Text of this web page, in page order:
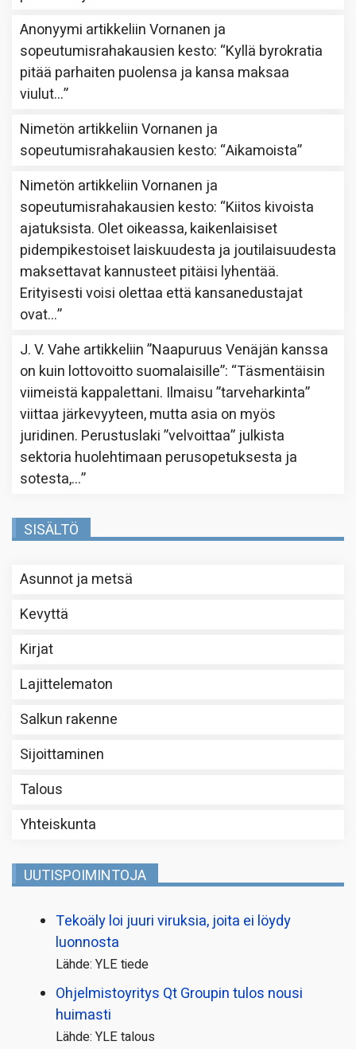
Anonyymi artikkeliinVornanen ja
sopeutumisrahakausien kesto: “Kyllä byrokratia
pitää parhaiten puolensa ja kansa maksaa
viulut…”
Nimetön artikkeliinVornanen ja
sopeutumisrahakausien kesto: “Aikamoista”
Nimetön artikkeliinVornanen ja
sopeutumisrahakausien kesto: “Kiitos kivoista
ajatuksista. Olet oikeassa, kaikenlaisiset
pidempikestoiset laiskuudesta ja joutilaisuudesta
maksettavat kannusteet pitäisi lyhentää.
Erityisesti voisi olettaa että kansanedustajat
ovat…”
J. V. Vahe artikkeliin”Naapuruus Venäjän kanssa
on kuin lottovoitto suomalaisille”: “Täsmentäisin
viimeistä kappalettani. Ilmaisu ”tarveharkinta”
viittaa järkevyyteen, mutta asia on myös
juridinen. Perustuslaki ”velvoittaa” julkista
sektoria huolehtimaan perusopetuksesta ja
sotesta,…”
SISÄLTÖ
Asunnot ja metsä
Kevyttä
Kirjat
Lajittelematon
Salkun rakenne
Sijoittaminen
Talous
Yhteiskunta
UUTISPOIMINTOJA
Tekoäly loi juuri viruksia, joita ei löydy
luonnosta
Lähde: YLE tiede
Ohjelmistoyritys Qt Groupin tulos nousi
huimasti
Lähde: YLE talous